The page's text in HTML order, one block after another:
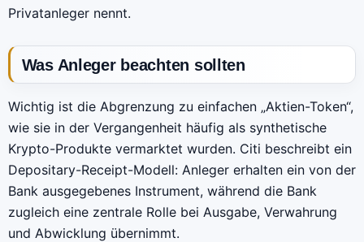
Privatanleger nennt.
Was Anleger beachten sollten
Wichtig ist die Abgrenzung zu einfachen „Aktien-Token“,
wie sie in der Vergangenheit häufig als synthetische
Krypto-Produkte vermarktet wurden. Citi beschreibt ein
Depositary-Receipt-Modell: Anleger erhalten ein von der
Bank ausgegebenes Instrument, während die Bank
zugleich eine zentrale Rolle bei Ausgabe, Verwahrung
und Abwicklung übernimmt.